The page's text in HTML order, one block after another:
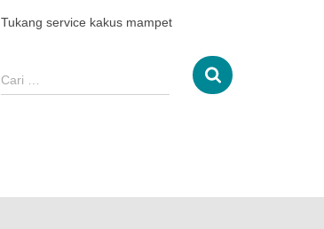
Tukang service kakus mampet
Cari …